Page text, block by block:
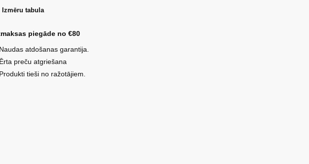
Izmēru tabula
piegāde no €80
Naudas atdošanas garantija.
Ērta preču atgriešana
Produkti tieši no ražotājiem.